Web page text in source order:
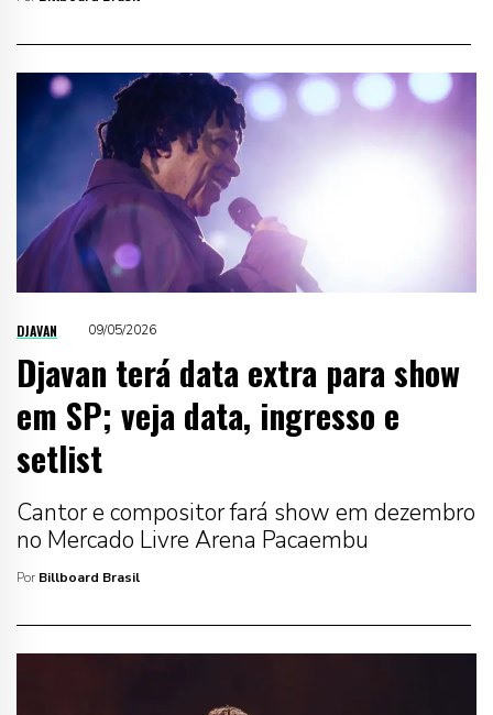
DJAVAN 09/05/2026
Djavan terá data extra para show
em SP; veja data, ingresso e
setlist
Cantor e compositor fará show em dezembro
no Mercado Livre Arena Pacaembu
Por Billboard Brasil